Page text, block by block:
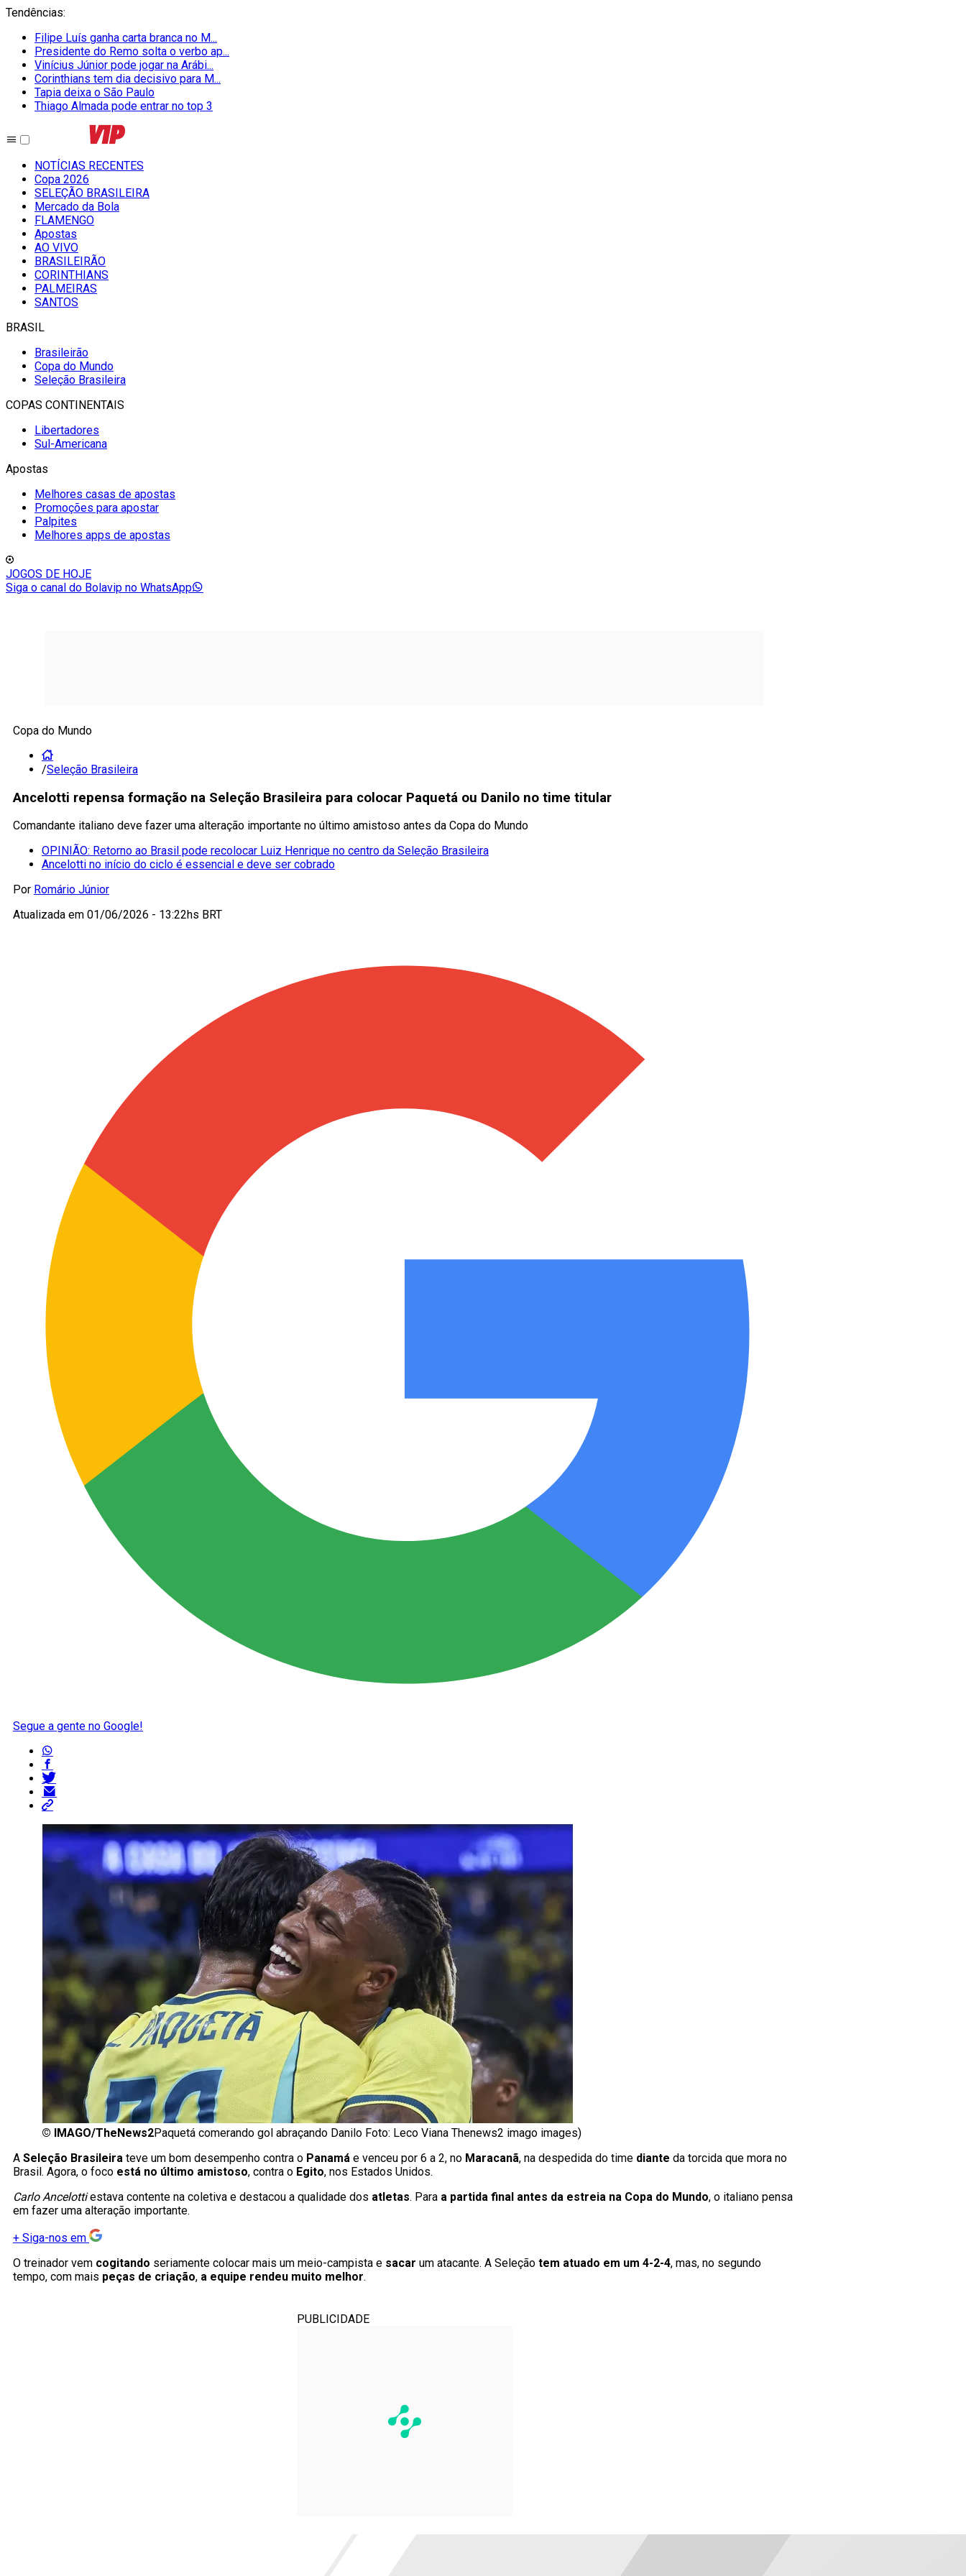
Tendências:
Filipe Luís ganha carta branca no M...
Presidente do Remo solta o verbo ap...
Vinícius Júnior pode jogar na Arábi...
Corinthians tem dia decisivo para M...
Tapia deixa o São Paulo
Thiago Almada pode entrar no top 3
NOTÍCIAS RECENTES
Copa 2026
SELEÇÃO BRASILEIRA
Mercado da Bola
FLAMENGO
Apostas
AO VIVO
BRASILEIRÃO
CORINTHIANS
PALMEIRAS
SANTOS
BRASIL
Brasileirão
Copa do Mundo
Seleção Brasileira
COPAS CONTINENTAIS
Libertadores
Sul-Americana
Apostas
Melhores casas de apostas
Promoções para apostar
Palpites
Melhores apps de apostas
JOGOS DE HOJE
Siga o canal do Bolavip no WhatsApp
Copa do Mundo
/Seleção Brasileira
Ancelotti repensa formação na Seleção Brasileira para colocar Paquetá ou Danilo no time titular
Comandante italiano deve fazer uma alteração importante no último amistoso antes da Copa do Mundo
OPINIÃO: Retorno ao Brasil pode recolocar Luiz Henrique no centro da Seleção Brasileira
Ancelotti no início do ciclo é essencial e deve ser cobrado
Por Romário Júnior
Atualizada em 01/06/2026 - 13:22hs BRT
Segue a gente no Google!
© IMAGO/TheNews2Paquetá comerando gol abraçando Danilo Foto: Leco Viana Thenews2 imago images)
A Seleção Brasileira teve um bom desempenho contra o Panamá e venceu por 6 a 2, no Maracanã, na despedida do time diante da torcida que mora no
Brasil. Agora, o foco está no último amistoso, contra o Egito, nos Estados Unidos.
Carlo Ancelottiestava contente na coletiva e destacou a qualidade dos atletas. Para a partida final antes da estreia na Copa do Mundo, o italiano pensa
em fazer uma alteração importante.
+ Siga-nos em
O treinador vem cogitando seriamente colocar mais um meio-campista e sacar um atacante. A Seleção tem atuado em um 4-2-4, mas, no segundo
tempo, com mais peças de criação, a equipe rendeu muito melhor.
PUBLICIDADE